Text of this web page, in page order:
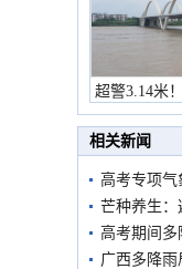
超警3.14米
市
相关新闻
高考专项气
芒种养生：
高考期间
广西多降